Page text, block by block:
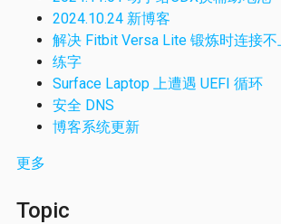
2024.10.24 新博客
解决 Fitbit Versa Lite 锻炼时连接不
练字
Surface Laptop 上遭遇 UEFI 循环
安全 DNS
博客系统更新
更多
Topic